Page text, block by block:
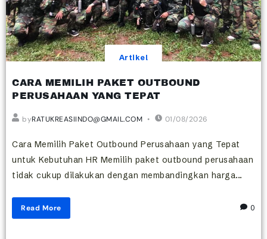
Artikel
CARA MEMILIH PAKET OUTBOUND
PERUSAHAAN YANG TEPAT
byRATUKREASIINDO@GMAIL.COM 01/08/2026
Cara Memilih Paket Outbound Perusahaan yang Tepat
untuk Kebutuhan HR Memilih paket outbound perusahaan
tidak cukup dilakukan dengan membandingkan harga...
Read More 0